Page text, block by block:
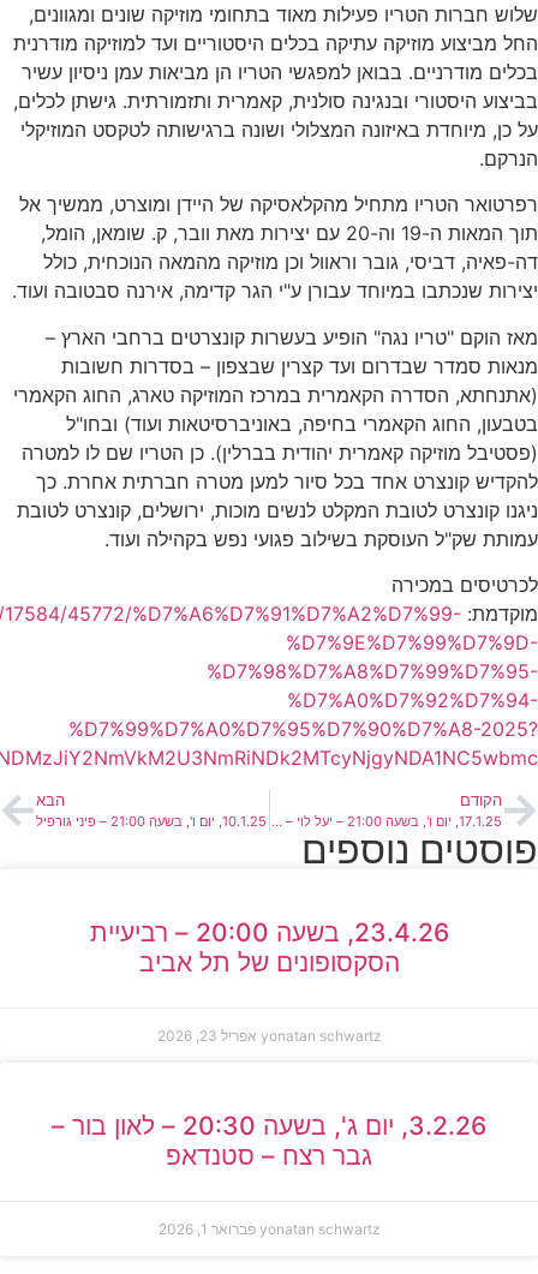
שלוש חברות הטריו פעילות מאוד בתחומי מוזיקה שונים ומגוונים,
החל מביצוע מוזיקה עתיקה בכלים היסטוריים ועד למוזיקה מודרנית
בכלים מודרניים. בבואן למפגשי הטריו הן מביאות עמן ניסיון עשיר
בביצוע היסטורי ובנגינה סולנית, קאמרית ותזמורתית. גישתן לכלים,
על כן, מיוחדת באיזונה המצלולי ושונה ברגישותה לטקסט המוזיקלי
הנרקם.
רפרטואר הטריו מתחיל מהקלאסיקה של היידן ומוצרט, ממשיך אל
תוך המאות ה-19 וה-20 עם יצירות מאת וובר, ק. שומאן, הומל,
דה-פאיה, דביסי, גובר וראוול וכן מוזיקה מהמאה הנוכחית, כולל
יצירות שנכתבו במיוחד עבורן ע"י הגר קדימה, אירנה סבטובה ועוד.
מאז הוקם "טריו נגה" הופיע בעשרות קונצרטים ברחבי הארץ –
מנאות סמדר שבדרום ועד קצרין שבצפון – בסדרות חשובות
(אתנחתא, הסדרה הקאמרית במרכז המוזיקה טארג, החוג הקאמרי
בטבעון, החוג הקאמרי בחיפה, באוניברסיטאות ועוד) ובחו"ל
(פסטיבל מוזיקה קאמרית יהודית בברלין). כן הטריו שם לו למטרה
להקדיש קונצרט אחד בכל סיור למען מטרה חברתית אחרת. כך
ניגנו קונצרט לטובת המקלט לנשים מוכות, ירושלים, קונצרט לטובת
עמותת שק"ל העוסקת בשילוב פגועי נפש בקהילה ועוד.
לכרטיסים במכירה
מוקדמת: 45772/%D7%A6%D7%91%D7%A2%D7%99-
%D7%9E%D7%99%D7%9D-
%D7%98%D7%A8%D7%99%D7%95-
%D7%A0%D7%92%D7%94-
%D7%99%D7%A0%D7%95%D7%90%D7%A8-2025?
הקודם
17.1.25, יום ו', בשעה 21:00 – יעל לוי – מופע אינטימי!
הבא
10.1.25, יום ו', בשעה 21:00 – פיני גורפיל
פוסטים נוספים
23.4.26, בשעה 20:00 – רביעיית
הסקסופונים של תל אביב
yonatan schwartz אפריל 23, 2026
3.2.26, יום ג', בשעה 20:30 – לאון בור –
גבר רצח – סטנדאפ
yonatan schwartz פברואר 1, 2026